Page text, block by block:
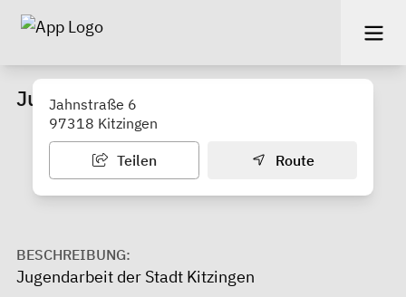
JungStil Kitzingen
Jahnstraße 6
97318 Kitzingen
Teilen Route
BESCHREIBUNG:
Jugendarbeit der Stadt Kitzingen